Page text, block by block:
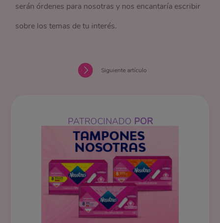
serán órdenes para nosotras y nos encantaría escribir
sobre los temas de tu interés.
Siguiente artículo
PATROCINADO POR